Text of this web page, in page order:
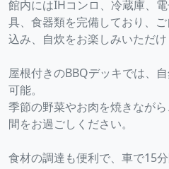
館内にはIHコンロ、冷蔵庫、
具、食器類を完備しており、
込み、自炊をお楽しみいただけ
屋根付きのBBQデッキでは、
可能。
季節の野菜やお肉を焼きなが
間をお過ごしください。
食材の調達も便利で、車で15